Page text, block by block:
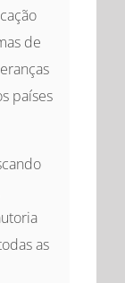
de
países
as